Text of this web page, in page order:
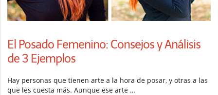
El Posado Femenino: Consejos y Análisis
de 3 Ejemplos
Hay personas que tienen arte a la hora de posar, y otras a las
que les cuesta más. Aunque ese arte …